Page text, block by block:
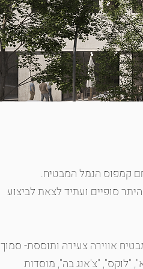
קמפוס הנמל המבטיח.
סופיים ועתיד לצאת לביצוע
אווירה צעירה ותוססת- סמוך
"לוקס", "צ'אנג בה", מוסדות